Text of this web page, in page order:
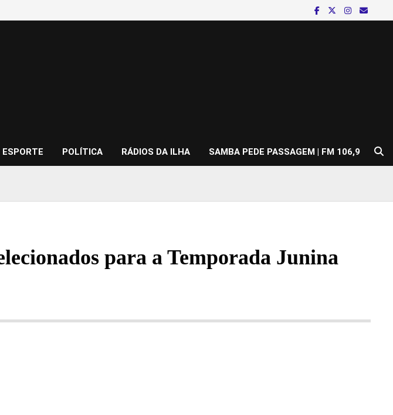
ESPORTE POLÍTICA RÁDIOS DA ILHA SAMBA PEDE PASSAGEM | FM 106,9
para a Temporada Junina